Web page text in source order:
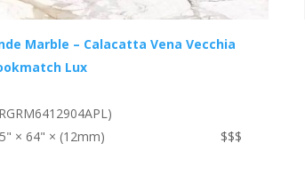
Marble – Calacatta Vena Vecchia
Lux
× 64" × (12mm)
$$$